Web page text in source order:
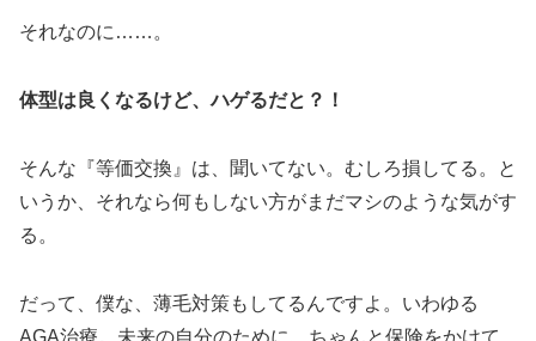
それなのに……。
体型は良くなるけど、ハゲるだと？！
そんな『等価交換』は、聞いてない。むしろ損してる。と
いうか、それなら何もしない方がまだマシのような気がす
る。
だって、僕な、薄毛対策もしてるんですよ。いわゆる
AGA治療。未来の自分のために、ちゃんと保険をかけて